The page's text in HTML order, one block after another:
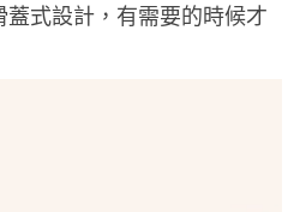
式設計，有需要的時候才